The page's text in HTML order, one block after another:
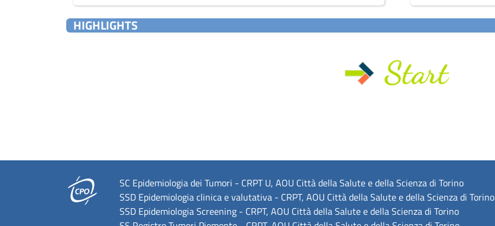
HIGHLIGHTS
SC Epidemiologia dei Tumori - CRPT U, AOU Città della Salute e della Scienza di Torino
SSD Epidemiologia clinica e valutativa - CRPT, AOU Città della Salute e della Scienza di Torino
SSD Epidemiologia Screening - CRPT, AOU Città della Salute e della Scienza di Torino